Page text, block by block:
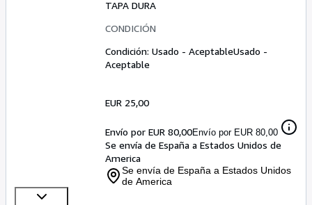
TAPA DURA
CONDICIÓN
Condición: Usado - AceptableUsado -
Aceptable
EUR 25,00
Envío por EUR 80,00Envío por EUR 80,00
Se envía de España a Estados Unidos de
America
Se envía de España a Estados Unidos
de America